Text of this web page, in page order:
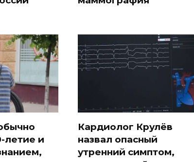
летие и
Кардиолог Крулёв
назвал опасный
утренний симптом,